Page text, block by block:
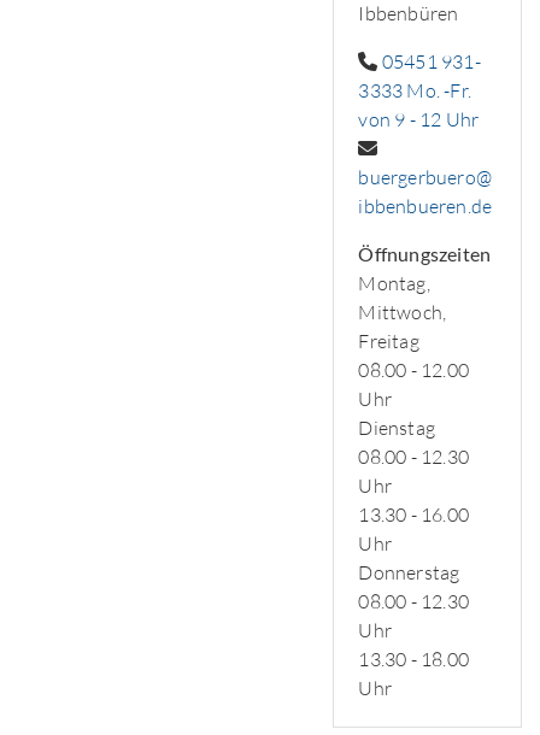
Ibbenbüren
05451 931-
3333 Mo. -Fr.
von 9 - 12 Uhr
buergerbuero@
ibbenbueren.de
Öffnungszeiten
Montag,
Mittwoch,
Freitag
08.00 - 12.00
Uhr
Dienstag
08.00 - 12.30
Uhr
13.30 - 16.00
Uhr
Donnerstag
08.00 - 12.30
Uhr
13.30 - 18.00
Uhr